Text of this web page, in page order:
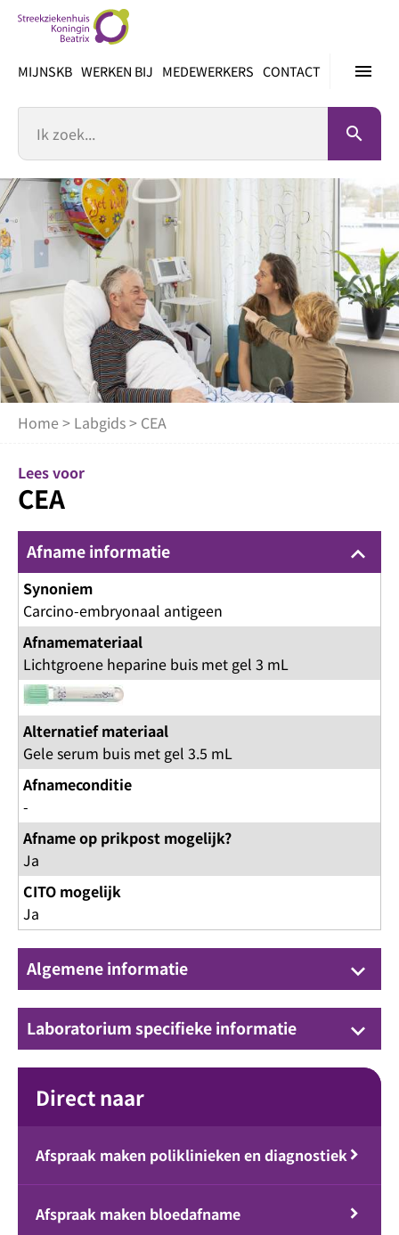
inhoud
menu
MIJNSKB WERKEN BIJ MEDEWERKERS CONTACT
search
Home > Labgids> CEA
Lees voor
CEA
Afname informatie keyboard_arrow_up
Synoniem
Carcino-embryonaal antigeen
Afnamemateriaal
Lichtgroene heparine buis met gel 3 mL
Alternatief materiaal
Gele serum buis met gel 3.5 mL
Afnameconditie
-
Afname op prikpost mogelijk?
Ja
CITO mogelijk
Ja
Algemene informatie keyboard_arrow_down
Laboratorium specifieke informatie keyboard_arrow_down
Direct naar
Afspraak maken poliklinieken en diagnostiek
Afspraak maken bloedafname